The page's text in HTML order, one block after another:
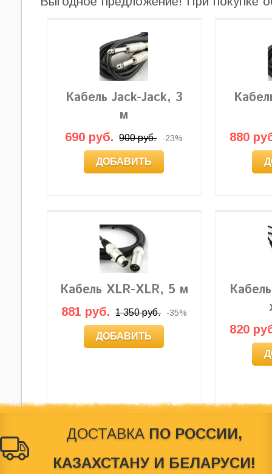
ДОСТАВКА ПО РОССИИ,
КАЗАХСТАНУ И БЕЛАРУСИ!
Кабель Jack-Jack, 3
м
690 руб. 900 руб. -23%
ДОБАВИТЬ
880
Кабель XLR-XLR, 5 м
881 руб. 1 350 руб. -35%
ДОБАВИТЬ
820
© 2012-2026Behringer Россия. Магазин по продаже